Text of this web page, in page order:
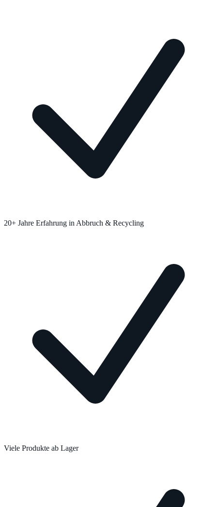
20+ Jahre Erfahrung in Abbruch & Recycling
Viele Produkte ab Lager